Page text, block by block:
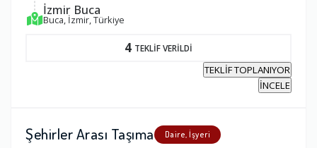
İzmir Buca
Buca, İzmir, Türkiye
4 TEKLİF VERİLDİ
TEKLİF TOPLANIYOR
İNCELE
Şehirler Arası Taşıma Daire, İşyeri